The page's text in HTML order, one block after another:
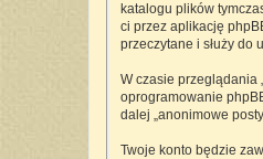
katalogu plików
ci przez aplikację
przeczytane i służy do
W czasie przeglądania
oprogramowanie
dalej „anonimowe
Twoje konto będzie